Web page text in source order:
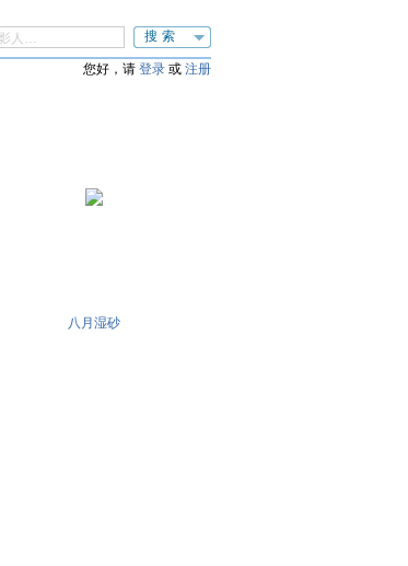
搜索
您好，请 登录 或 注册
八月湿砂